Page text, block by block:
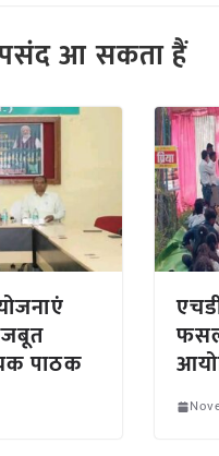
आ सकता हैं
पाठक
फसल